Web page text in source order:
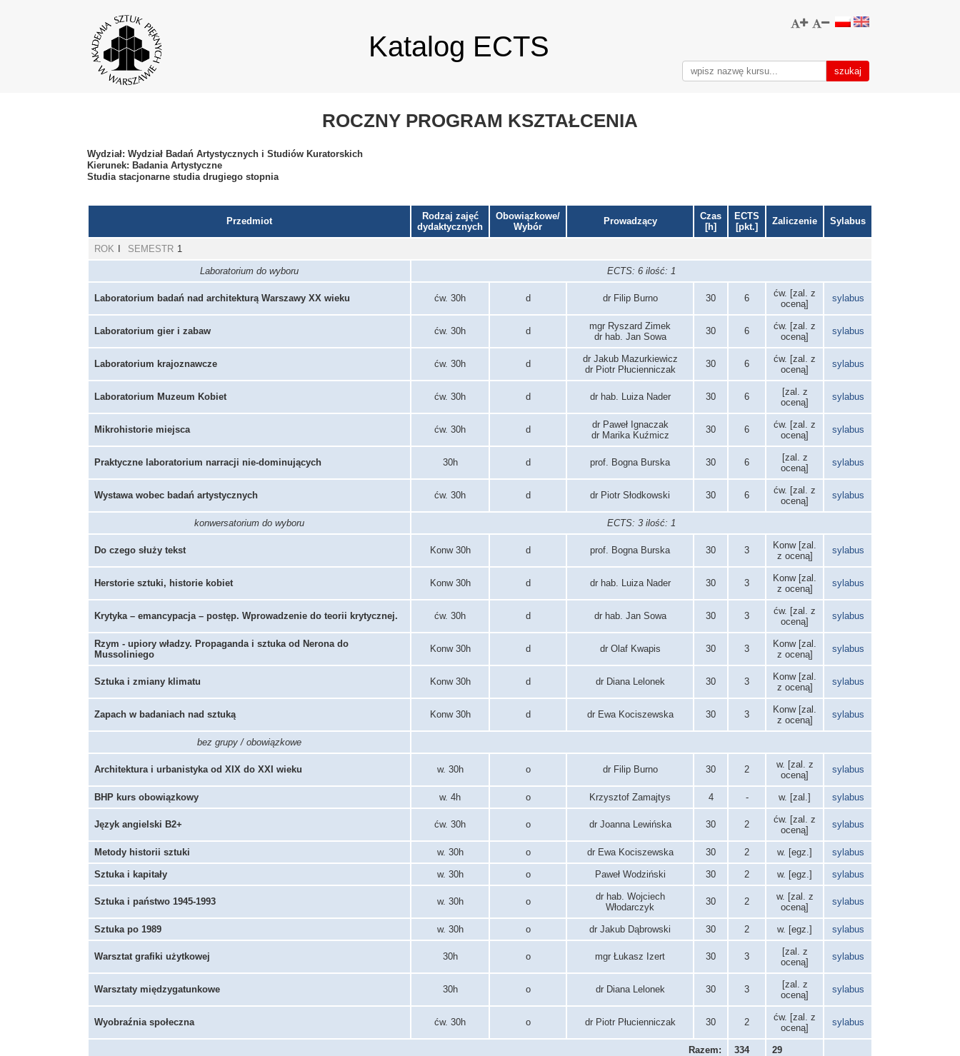
Katalog ECTS
ROCZNY PROGRAM KSZTAŁCENIA
Wydział: Wydział Badań Artystycznych i Studiów Kuratorskich
Kierunek: Badania Artystyczne
Studia stacjonarne studia drugiego stopnia
Przedmiot
Rodzaj zajęć
dydaktycznych
Obowiązkowe/
Wybór
Prowadzący
Czas
[h]
ECTS
[pkt.]
Zaliczenie Sylabus
ROK SEMESTR 1
Laboratorium do wyboru ECTS: 6 ilość: 1
Laboratorium badań nad architekturą Warszawy XX wieku ćw. 30h d dr Filip Burno 30 6
ćw. [zal. z
oceną]
sylabus
Laboratorium gier i zabaw ćw. 30h d
mgr Ryszard Zimek
dr hab. Jan Sowa
30 6
ćw. [zal. z
oceną]
sylabus
Laboratorium krajoznawcze ćw. 30h d
dr Jakub Mazurkiewicz
dr Piotr Płucienniczak
30 6
ćw. [zal. z
oceną]
sylabus
Laboratorium Muzeum Kobiet ćw. 30h d dr hab. Luiza Nader 30 6
[zal. z
oceną]
sylabus
Mikrohistorie miejsca ćw. 30h d
dr Paweł Ignaczak
dr Marika Kuźmicz
30 6
ćw. [zal. z
oceną]
sylabus
Praktyczne laboratorium narracji nie-dominujących 30h d prof. Bogna Burska 30 6
[zal. z
oceną]
sylabus
Wystawa wobec badań artystycznych ćw. 30h d dr Piotr Słodkowski 30 6
ćw. [zal. z
oceną]
sylabus
konwersatorium do wyboru ECTS: 3 ilość: 1
Do czego służy tekst Konw 30h d prof. Bogna Burska 30 3
Konw [zal.
z oceną]
sylabus
Herstorie sztuki, historie kobiet Konw 30h d dr hab. Luiza Nader 30 3
Konw [zal.
z oceną]
sylabus
Krytyka – emancypacja – postęp. Wprowadzenie do teorii krytycznej. ćw. 30h d dr hab. Jan Sowa 30 3
ćw. [zal. z
oceną]
sylabus
Rzym - upiory władzy. Propaganda i sztuka od Nerona do
Mussoliniego
Konw 30h d dr Olaf Kwapis 30 3
Konw [zal.
z oceną]
sylabus
Sztuka i zmiany klimatu Konw 30h d dr Diana Lelonek 30 3
Konw [zal.
z oceną]
sylabus
Zapach w badaniach nad sztuką Konw 30h d dr Ewa Kociszewska 30 3
Konw [zal.
z oceną]
sylabus
bez grupy / obowiązkowe
Architektura i urbanistyka od XIX do XXI wieku w. 30h o dr Filip Burno 30 2
w. [zal. z
oceną]
sylabus
BHP kurs obowiązkowy w. 4h o Krzysztof Zamajtys 4 - w. [zal.] sylabus
Język angielski B2+ ćw. 30h o dr Joanna Lewińska 30 2
ćw. [zal. z
oceną]
sylabus
Metody historii sztuki w. 30h o dr Ewa Kociszewska 30 2 w. [egz.] sylabus
Sztuka i kapitały w. 30h o Paweł Wodziński 30 2 w. [egz.] sylabus
Sztuka i państwo 1945-1993 w. 30h o
dr hab. Wojciech
Włodarczyk
30 2
w. [zal. z
oceną]
sylabus
Sztuka po 1989 w. 30h o dr Jakub Dąbrowski 30 2 w. [egz.] sylabus
Warsztat grafiki użytkowej 30h o mgr Łukasz Izert 30 3
[zal. z
oceną]
sylabus
Warsztaty międzygatunkowe 30h o dr Diana Lelonek 30 3
[zal. z
oceną]
sylabus
Wyobraźnia społeczna ćw. 30h o dr Piotr Płucienniczak 30 2
ćw. [zal. z
oceną]
sylabus
Razem: 334 29